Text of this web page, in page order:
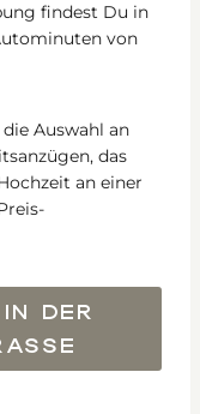
findest Du in
von
Auswahl an
das
an einer
DER